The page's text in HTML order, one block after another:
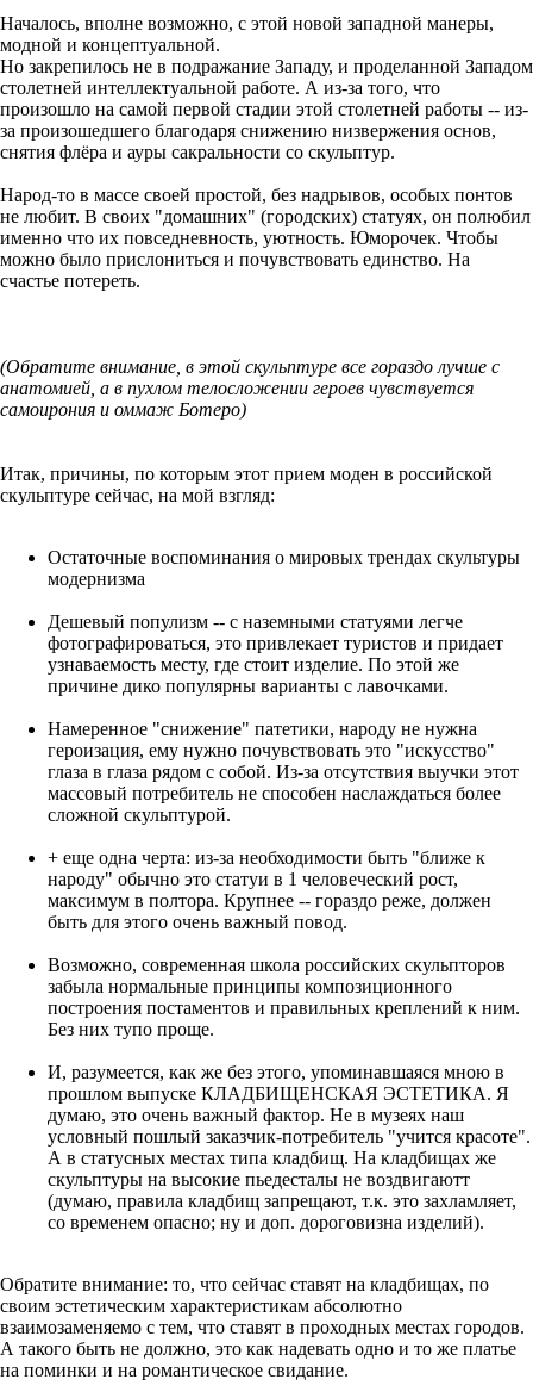
Началось, вполне возможно, с этой новой западной манеры,
модной и концептуальной.
Но закрепилось не в подражание Западу, и проделанной Западом
столетней интеллектуальной работе. А из-за того, что
произошло на самой первой стадии этой столетней работы -- из-
за произошедшего благодаря снижению низвержения основ,
снятия флёра и ауры сакральности со скульптур.
Народ-то в массе своей простой, без надрывов, особых понтов
не любит. В своих "домашних" (городских) статуях, он полюбил
именно что их повседневность, уютность. Юморочек. Чтобы
можно было прислониться и почувствовать единство. На
счастье потереть.
(Обратите внимание, в этой скульптуре все гораздо лучше с
анатомией, а в пухлом телосложении героев чувствуется
самоирония и оммаж Ботеро)
Итак, причины, по которым этот прием моден в российской
скульптуре сейчас, на мой взгляд:
Остаточные воспоминания о мировых трендах скультуры
модернизма
Дешевый популизм -- с наземными статуями легче
фотографироваться, это привлекает туристов и придает
узнаваемость месту, где стоит изделие. По этой же
причине дико популярны варианты с лавочками.
Намеренное "снижение" патетики, народу не нужна
героизация, ему нужно почувствовать это "искусство"
глаза в глаза рядом с собой. Из-за отсутствия выучки этот
массовый потребитель не способен наслаждаться более
сложной скульптурой.
+ еще одна черта: из-за необходимости быть "ближе к
народу" обычно это статуи в 1 человеческий рост,
максимум в полтора. Крупнее -- гораздо реже, должен
быть для этого очень важный повод.
Возможно, современная школа российских скульпторов
забыла нормальные принципы композиционного
построения постаментов и правильных креплений к ним.
Без них тупо проще.
И, разумеется, как же без этого, упоминавшаяся мною в
прошлом выпуске КЛАДБИЩЕНСКАЯ ЭСТЕТИКА. Я
думаю, это очень важный фактор. Не в музеях наш
условный пошлый заказчик-потребитель "учится красоте".
А в статусных местах типа кладбищ. На кладбищах же
скульптуры на высокие пьедесталы не воздвигаютт
(думаю, правила кладбищ запрещают, т.к. это захламляет,
со временем опасно; ну и доп. дороговизна изделий).
Обратите внимание: то, что сейчас ставят на кладбищах, по
своим эстетическим характеристикам абсолютно
взаимозаменяемо с тем, что ставят в проходных местах городов.
А такого быть не должно, это как надевать одно и то же платье
на поминки и на романтическое свидание.